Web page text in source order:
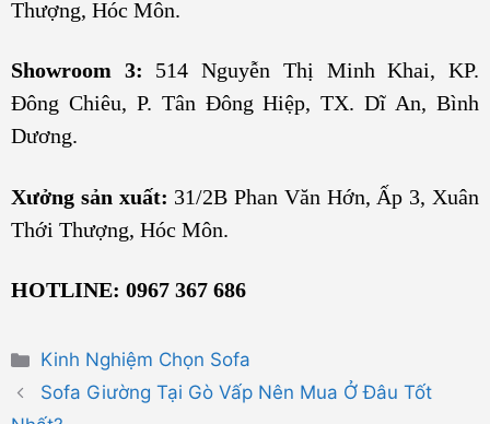
Thượng, Hóc Môn.
Showroom 3: 514 Nguyễn Thị Minh Khai, KP.
Đông Chiêu, P. Tân Đông Hiệp, TX. Dĩ An, Bình
Dương.
Xưởng sản xuất: 31/2B Phan Văn Hớn, Ấp 3, Xuân
Thới Thượng, Hóc Môn.
HOTLINE: 0967 367 686
Danh
mục
Kinh Nghiệm Chọn Sofa
Sofa Giường Tại Gò Vấp Nên Mua Ở Đâu Tốt